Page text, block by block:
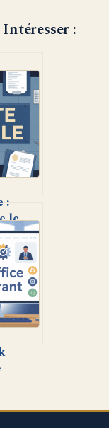
:
:
le
cet
la